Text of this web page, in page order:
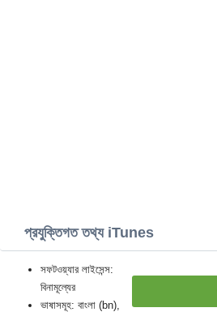
প্রযুক্তিগত তথ্য iTunes
সফটওয়্যার লাইসেন্স:
বিনামূল্যের
ভাষাসমূহ: বাংলা (bn),